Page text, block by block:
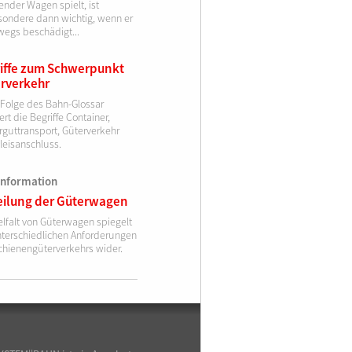
Wagen spielt, ist
dann wichtig, wenn er
beschädigt...
zum Schwerpunkt
des Bahn-Glossar
die Begriffe Container,
Güterverkehr
der Güterwagen
von Güterwagen spiegelt
Anforderungen
wider.